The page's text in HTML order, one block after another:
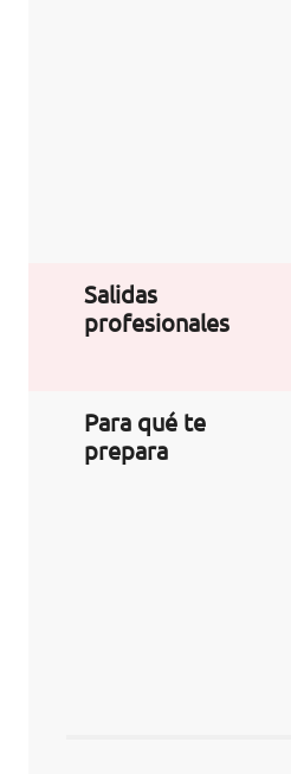
Salidas
profesionales
Para qué te
prepara